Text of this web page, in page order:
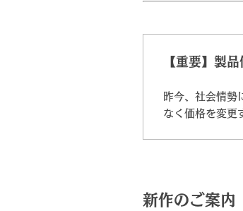
【重要】製
昨今、社会情勢
なく価格を変更
新作のご案内